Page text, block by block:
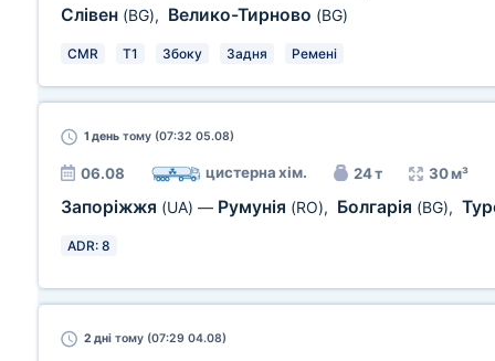
Слівен (BG), Велико-Тирново (BG)
CMR T1 Збоку Задня Ремені
1 день тому (07:32 05.08)
06.08 цистерна хім. 24 т 30 м³
Запоріжжя (UA) — Румунія (RO), Болгарія (BG),
ADR: 8
2 дні тому (07:29 04.08)